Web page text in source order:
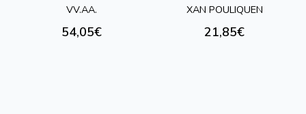
VV.AA.
54,05€
XAN POULIQUEN
21,85€